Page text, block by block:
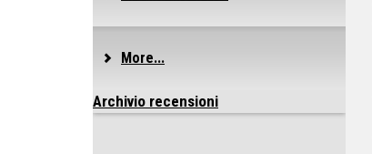
More...
Archivio recensioni